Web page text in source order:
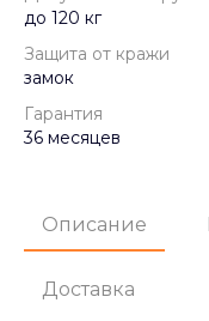
до 120 кг
Защита от кражи
замок
Гарантия
36 месяцев
Описание
Доставка